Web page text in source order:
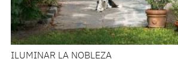
ILUMINAR LA NOBLEZA